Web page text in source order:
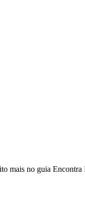
mais no guia Encontra